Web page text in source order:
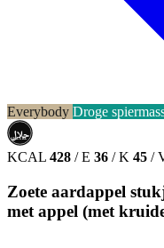
Everybody Droge
حلال
HALAL
KCAL 428 / E 36 / K 45 /
Zoete aardappel
met appel (met